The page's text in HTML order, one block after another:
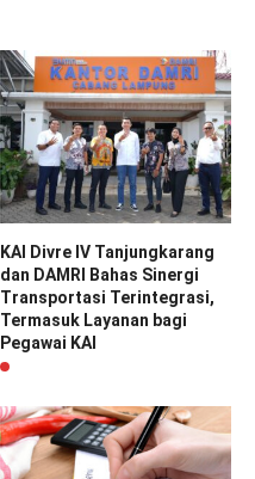
KAI Divre IV Tanjungkarang
dan DAMRI Bahas Sinergi
Transportasi Terintegrasi,
Termasuk Layanan bagi
Pegawai KAI